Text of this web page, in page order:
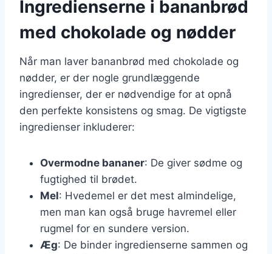
Ingredienserne i bananbrød
med chokolade og nødder
Når man laver bananbrød med chokolade og
nødder, er der nogle grundlæggende
ingredienser, der er nødvendige for at opnå
den perfekte konsistens og smag. De vigtigste
ingredienser inkluderer:
Overmodne bananer: De giver sødme og
fugtighed til brødet.
Mel: Hvedemel er det mest almindelige,
men man kan også bruge havremel eller
rugmel for en sundere version.
Æg: De binder ingredienserne sammen og